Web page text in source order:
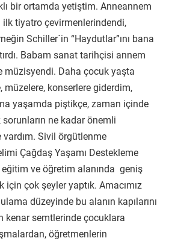
bir ortamda yetiştim. Anneannem
ilk tiyatro çevirmenlerindendi,
Schiller´in “Haydutlar”ını bana
Babam sanat tarihçisi annem
müzisyendi. Daha çocuk yaşta
müzelere, konserlere giderdim,
yaşamda piştikçe, zaman içinde
ne kadar önemli
Sivil örgütlenme
Çağdaş Yaşamı Destekleme
eğitim ve öğretim alanında geniş
için çok şeyler yaptık. Amacımız
düzeyinde bu alanın kapılarını
kenar semtlerinde çocuklara
öğretmenlerin